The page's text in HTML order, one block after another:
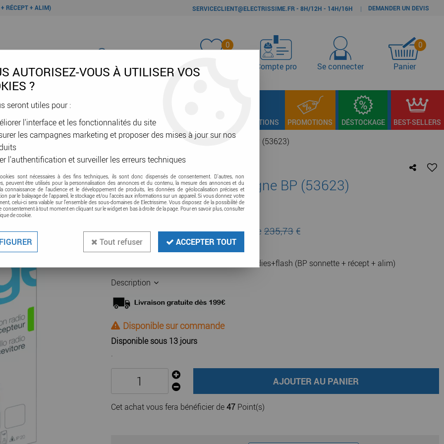
RÉCEPT + ALIM) SERVICECLIENT@ELECTRISSIME.FR - 8H/12H - 14H/16H | DEMANDER UN DEVIS
0
Favoris Compte pro Se connecter
0
Panier
& GAINES DOMOTIQUE & VE SÉCURITÉ & RÉSEAU OUTILLAGE & FIXATIONS PROMOTIONS DÉSTOCKAGE BEST-SELLERS
d'accès - Interphonie - Carillon > Carillon>Pack 10 mél+flash gigogne BP (53623)
Pack 10 mél+flash gigogne BP (53623)
Soyez le premier à donner votre avis !
146,15€TTCau lieu de 235,73€
Réf. :HAG 53623
Pack carillon radio gigogne 230V 10 mélodies+flash (BP sonnette + récept + alim)
Description
Disponible sur commande
Disponible sous 13 jours
.
AJOUTER AU PANIER
Cet achat vous fera bénéficier de47 Point(s)
AUTORISEZ-VOUS À UTILISER VOS
?
seront utiles pour :
l'interface et les fonctionnalités du site
les campagnes marketing et proposer des mises à jour sur nos
l'authentification et surveiller les erreurs techniques
sont nécessaires à des fins techniques, ils sont donc dispensés de consentement. D'autres, non
peuvent être utilisés pour la personnalisation des annonces et du contenu, la mesure des annonces et du
connaissance de l'audience et le développement de produits, les données de géolocalisation précises et
par le balayage de l'appareil, le stockage et/ou l'accès aux informations sur un appareil. Si vous donnez votre
celui-ci sera valable sur l’ensemble des sous-domaines de Electrissime. Vous disposez de la possibilité de
consentement à tout moment en cliquant sur le widget en bas à droite de la page. Pour en savoir plus, consulter
de cookie.
Tout refuser ACCEPTER TOUT